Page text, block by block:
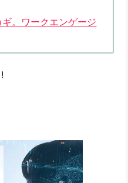
。ワークエンゲージ